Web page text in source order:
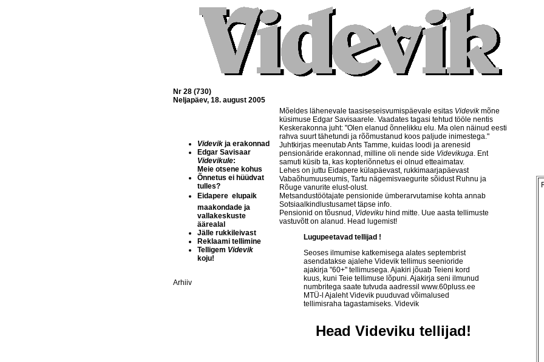
Nr 28 (730)
Neljapäev, 18. august 2005
Videvik ja erakonnad
Edgar Savisaar
Videvikule:
Meie otsene kohus
Õnnetus ei hüüdvat
tulles?
Eidapere  elupaik
maakondade ja
vallakeskuste
äärealal
Jälle rukkileivast
Reklaami tellimine
Telligem Videvik
koju!
Arhiiv
Mõeldes lähenevale taasiseseisvumispäevale esitas Videvikmõne
küsimuse Edgar Savisaarele. Vaadates tagasi tehtud tööle nentis
Keskerakonna juht: "Olen elanud õnnelikku elu. Ma olen näinud eesti
rahva suurt tähetundi ja rõõmustanud koos paljude inimestega."
Juhtkirjas meenutab Ants Tamme, kuidas loodi ja arenesid
pensionäride erakonnad, milline oli nende side Videvikuga. Ent
samuti küsib ta, kas kopteriõnnetus ei olnud etteaimatav.
Lehes on juttu Eidapere külapäevast, rukkimaarjapäevast
Vabaõhumuuseumis, Tartu nägemisvaegurite sõidust Ruhnu ja
Rõuge vanurite elust-olust.
Metsandustöötajate pensionide ümberarvutamise kohta annab
Sotsiaalkindlustusamet täpse info.
Pensionid on tõusnud, Videviku hind mitte. Uue aasta tellimuste
vastuvõtt on alanud. Head lugemist!
Lugupeetavad tellijad !
Seoses ilmumise katkemisega alates septembrist
asendatakse ajalehe Videvik tellimus seenioride
ajakirja "60+" tellimusega. Ajakiri jõuab Teieni kord
kuus, kuni Teie tellimuse lõpuni. Ajakirja seni ilmunud
numbritega saate tutvuda aadressil www.60pluss.ee
MTÜ-l Ajaleht Videvik puuduvad võimalused
tellimisraha tagastamiseks. Videvik
Head Videviku tellijad!